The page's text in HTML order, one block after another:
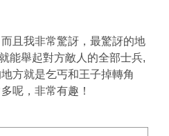
且我非常驚訝，最驚訝的地
能舉起對方敵人的全部士兵,
方就是乞丐和王子掉轉角
呢，非常有趣！